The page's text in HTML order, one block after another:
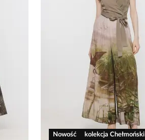
Nowość kolekcja Chełmoński